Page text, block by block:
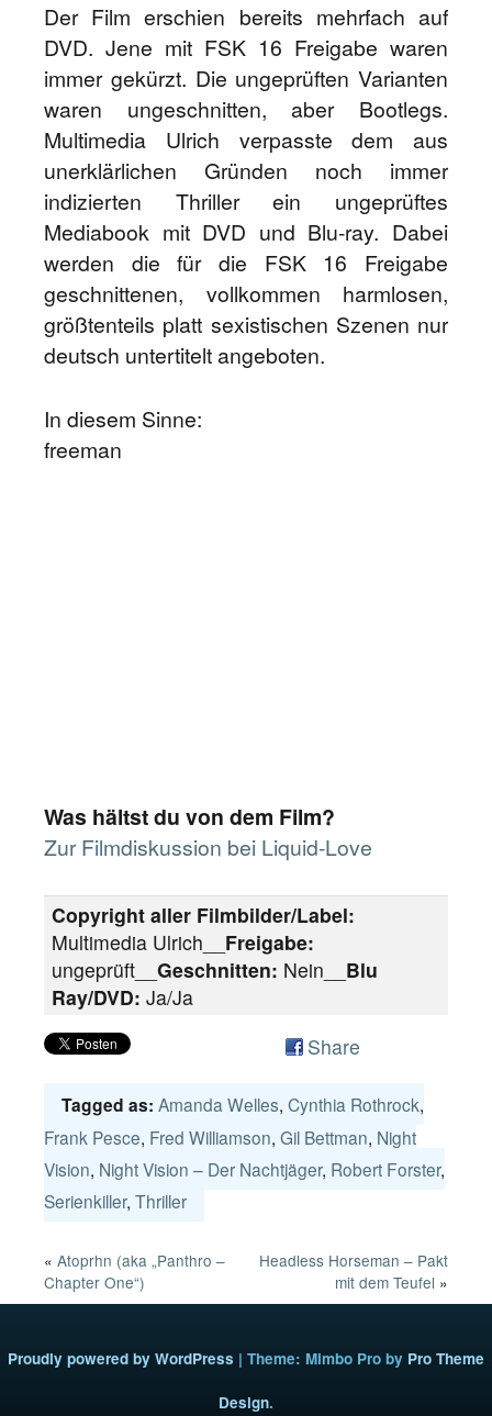
Der Film erschien bereits mehrfach auf
DVD. Jene mit FSK 16 Freigabe waren
immer gekürzt. Die ungeprüften Varianten
waren ungeschnitten, aber Bootlegs.
Multimedia Ulrich verpasste dem aus
unerklärlichen Gründen noch immer
indizierten Thriller ein ungeprüftes
Mediabook mit DVD und Blu-ray. Dabei
werden die für die FSK 16 Freigabe
geschnittenen, vollkommen harmlosen,
größtenteils platt sexistischen Szenen nur
deutsch untertitelt angeboten.
In diesem Sinne:
freeman
Was hältst du von dem Film?
Zur Filmdiskussion bei Liquid-Love
Copyright aller Filmbilder/Label:
Multimedia Ulrich__ Freigabe:
ungeprüft__ Geschnitten: Nein__ Blu
Ray/DVD: Ja/Ja
Share
Tagged as: Amanda Welles, Cynthia Rothrock,
Frank Pesce, Fred Williamson, Gil Bettman, Night
Vision, Night Vision – Der Nachtjäger, Robert Forster,
Serienkiller, Thriller
« Atoprhn (aka „Panthro –
Chapter One“)
Headless Horseman – Pakt
mit dem Teufel »
Proudly powered by WordPress | Theme: Mimbo Pro by Pro Theme
Design.